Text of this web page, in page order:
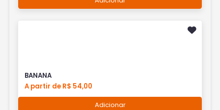
BANANA
A partir de R$ 54,00
Adicionar